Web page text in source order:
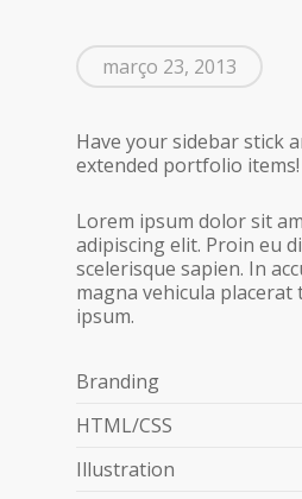
março 23, 2013
Have your sidebar stick
extended portfolio items!
Lorem ipsum dolor sit
adipiscing elit. Proin eu
scelerisque sapien. In
magna vehicula
ipsum.
Branding
HTML/CSS
Illustration